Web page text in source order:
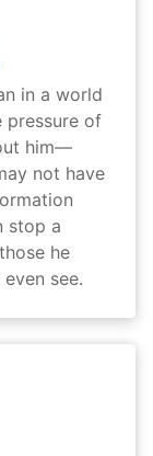
in a world
pressure of
him—
not have
stop a
he
see.